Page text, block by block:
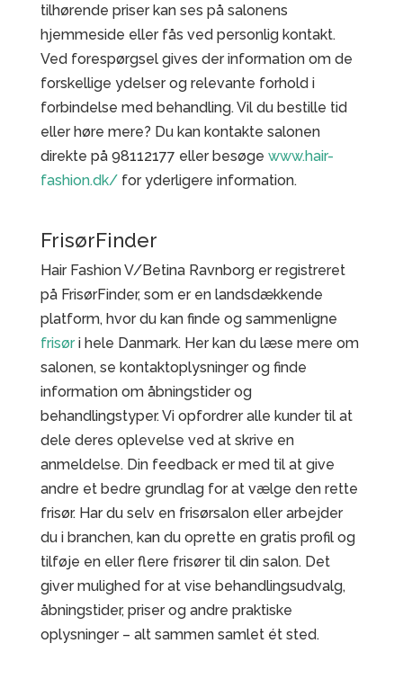
tilhørende priser kan ses på salonens
hjemmeside eller fås ved personlig kontakt.
Ved forespørgsel gives der information om de
forskellige ydelser og relevante forhold i
forbindelse med behandling. Vil du bestille tid
eller høre mere? Du kan kontakte salonen
direkte på 98112177 eller besøge www.hair-
fashion.dk/for yderligere information.
FrisørFinder
Hair Fashion V/Betina Ravnborg er registreret
på FrisørFinder, som er en landsdækkende
platform, hvor du kan finde og sammenligne
frisøri hele Danmark. Her kan du læse mere om
salonen, se kontaktoplysninger og finde
information om åbningstider og
behandlingstyper. Vi opfordrer alle kunder til at
dele deres oplevelse ved at skrive en
anmeldelse. Din feedback er med til at give
andre et bedre grundlag for at vælge den rette
frisør. Har du selv en frisørsalon eller arbejder
du i branchen, kan du oprette en gratis profil og
tilføje en eller flere frisører til din salon. Det
giver mulighed for at vise behandlingsudvalg,
åbningstider, priser og andre praktiske
oplysninger – alt sammen samlet ét sted.